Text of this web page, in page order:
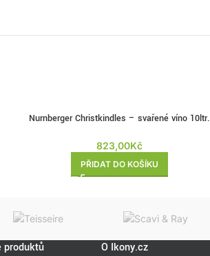
Nurnberger Christkindles – svařené víno 10ltr.
823,00Kč
PŘIDAT DO KOŠÍKU
produktů O Ikony.cz